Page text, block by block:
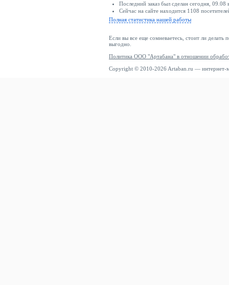
Последний заказ был сделан сегодня, 09.08
Сейчас на сайте находится 1108
Полная статистика нашей работы
Если вы все еще сомневаетесь, стоит ли делать
выгодно.
Политика ООО "Артабана" в отношении
Copyright © 2010-2026 Artaban.ru — интернет-